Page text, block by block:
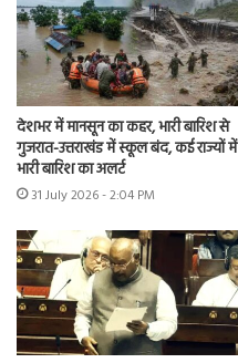
देशभर में मानसून का कहर, भारी बारिश से
गुजरात-उत्तराखंड में स्कूल बंद, कई राज्यों में
भारी बारिश का अलर्ट
31 July 2026 - 2:04 PM